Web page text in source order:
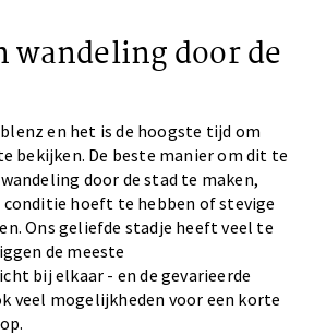
wandeling door de
en het is de hoogste tijd om
bekijken. De beste manier om dit te
door de stad te maken,
conditie hoeft te hebben of stevige
Ons geliefde stadje heeft veel te
de meeste
bij elkaar - en de gevarieerde
veel mogelijkheden voor een korte